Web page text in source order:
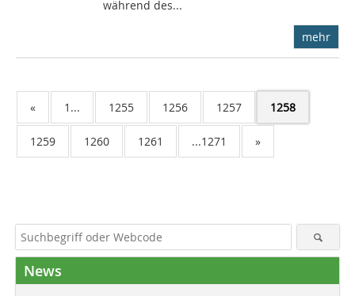
während des...
mehr
« 1... 1255 1256 1257 1258
1259 1260 1261 ...1271 »
News